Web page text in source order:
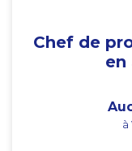
Chef de
en
à